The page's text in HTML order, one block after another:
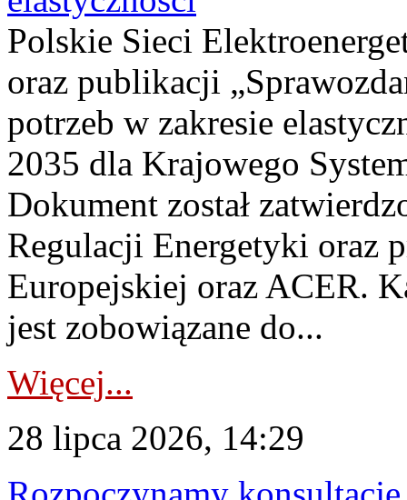
Polskie Sieci
oraz publikacji
potrzeb w zakresie
2035 dla Krajowego
Dokument został
Regulacji Energetyki oraz
Europejskiej oraz ACER.
jest zobowiązane do...
Więcej...
28 lipca 2026, 14:29